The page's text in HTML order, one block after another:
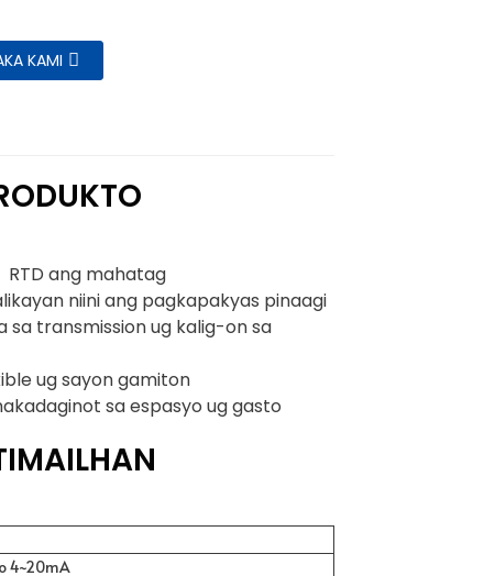
KAMI
RTD ang mahatag
niini ang pagkapakyas pinaagi
sa transmission ug kalig-on sa
ug sayon ​​gamiton
sa espasyo ug gasto
4~20mA